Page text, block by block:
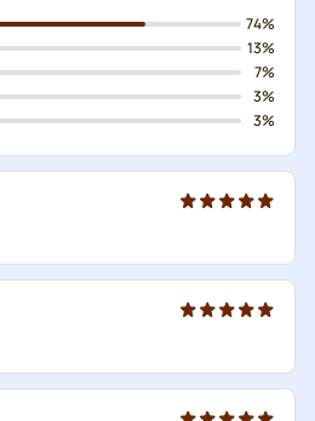
74%
13%
7%
3%
3%